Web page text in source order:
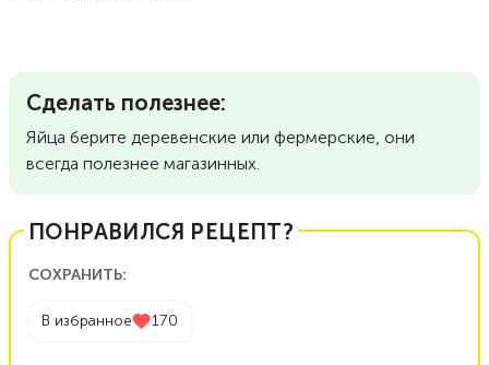
Сделать полезнее:
Яйца берите деревенские или фермерские, они
всегда полезнее магазинных.
ПОНРАВИЛСЯ РЕЦЕПТ?
СОХРАНИТЬ:
В избранное 170